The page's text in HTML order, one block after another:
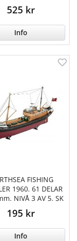
525 kr
Info
FISHING
1960. 61 DELAR
NIVÅ 3 AV 5. SK
195 kr
Info